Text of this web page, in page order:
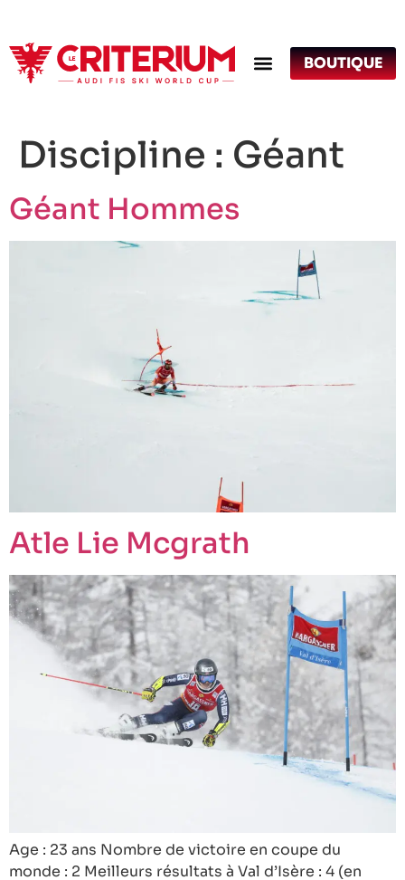
BOUTIQUE
Discipline : Géant
Géant Hommes
Atle Lie Mcgrath
Age : 23 ans Nombre de victoire en coupe du
monde : 2 Meilleurs résultats à Val d’Isère : 4 (en